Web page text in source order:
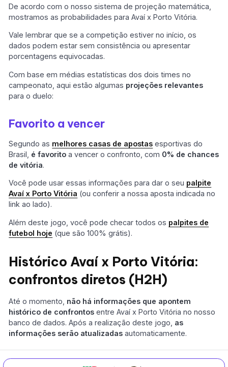
De acordo com o nosso sistema de projeção matemática,
mostramos as probabilidades para Avaí x Porto Vitória.
Vale lembrar que se a competição estiver no início, os
dados podem estar sem consistência ou apresentar
porcentagens equivocadas.
Com base em médias estatísticas dos dois times no
campeonato, aqui estão algumas projeções relevantes
para o duelo:
Favorito a vencer
Segundo as melhores casas de apostas esportivas do
Brasil, é favorito a vencer o confronto, com 0% de chances
de vitória.
Você pode usar essas informações para dar o seu palpite
Avaí x Porto Vitória (ou conferir a nossa aposta indicada no
link ao lado).
Além deste jogo, você pode checar todos os palpites de
futebol hoje (que são 100% grátis).
Histórico Avaí x Porto Vitória:
confrontos diretos (H2H)
Até o momento, não há informações que apontem
histórico de confrontos entre Avaí x Porto Vitória no nosso
banco de dados. Após a realização deste jogo, as
informações serão atualizadas automaticamente.